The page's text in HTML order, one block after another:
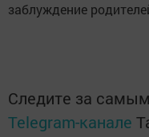
заблуждение
Следите за
Telegram-канале